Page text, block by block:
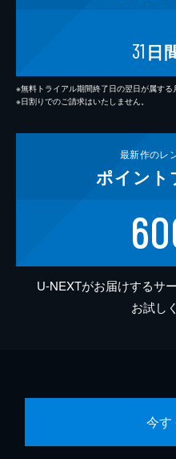
31 日
※無料トライアル期間終了日の翌日が属する
※日割りでのご請求はいたしません。
最新作のレ
ポイント
U-NEXTがお届けするサ
お試し
今す